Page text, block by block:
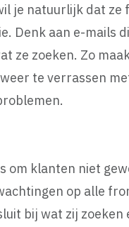
je natuurlijk dat ze
Denk aan e-mails
ze zoeken. Zo
te verrassen
om klanten niet
op alle
bij wat zij zoeken